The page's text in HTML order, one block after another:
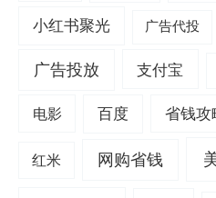
小红书聚光 广告代投
广告投放 支付宝
电影 百度 省钱攻
红米 网购省钱